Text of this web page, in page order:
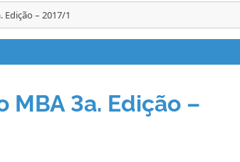
– 2017/1
3a. Edição –